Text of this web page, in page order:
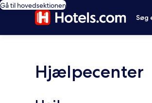
Gå til hovedsektionen
Søg
Hjælpecenter